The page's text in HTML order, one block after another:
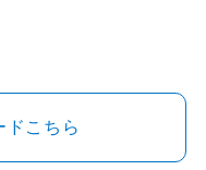
ドこちら